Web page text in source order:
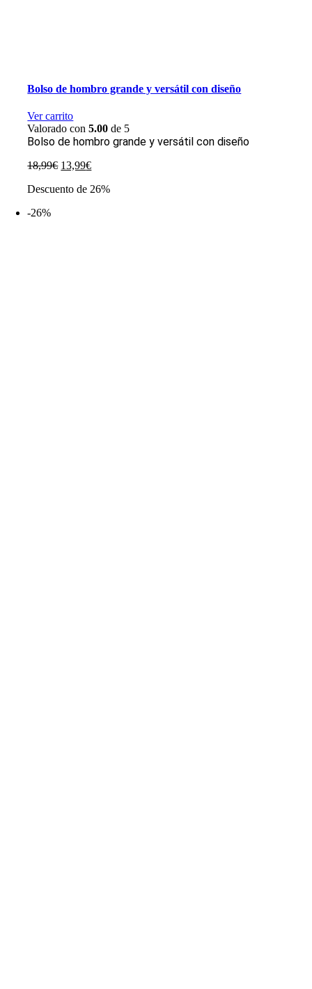
Bolso de hombro grande y versátil con diseño
Ver carrito
Valorado con5.00 de 5
Bolso de hombro grande y versátil con diseño
18,99€ El
original
13,99€El
actual
Descuento de 26%
-26%